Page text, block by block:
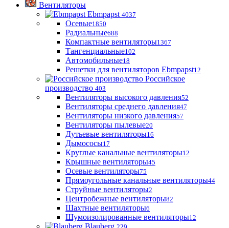
Вентиляторы
Ebmpapst 4037
Осевые1850
Радиальные688
Компактные вентиляторы1367
Тангенциальные102
Автомобильные18
Решетки для вентиляторов Ebmpapst12
Российское
производство 403
Вентиляторы высокого давления52
Вентиляторы среднего давления47
Вентиляторы низкого давления57
Вентиляторы пылевые20
Дутьевые вентиляторы16
Дымососы17
Круглые канальные вентиляторы12
Крышные вентиляторы45
Осевые вентиляторы75
Прямоугольные канальные вентиляторы44
Струйные вентиляторы2
Центробежные вентиляторы82
Шахтные вентиляторы6
Шумоизолированные вентиляторы12
Blauberg